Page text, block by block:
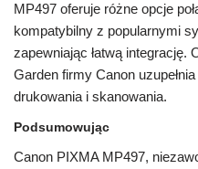
MP497 oferuje różne opcje
kompatybilny z popularnymi
zapewniając łatwą integrację.
Garden firmy Canon
drukowania i skanowania.
Podsumowując
Canon PIXMA MP497,